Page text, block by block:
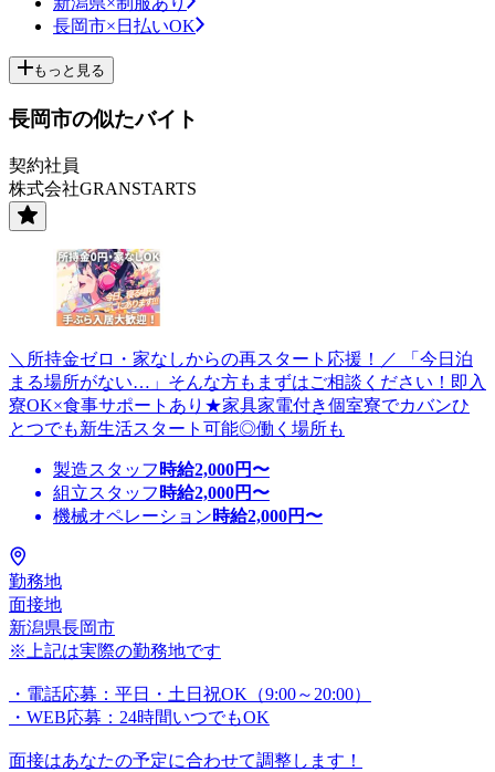
長岡市×日払いOK
もっと見る
長岡市の似たバイト
契約社員
株式会社GRANSTARTS
＼所持金ゼロ・家なしからの再スタート応援！／ 「今日泊
まる場所がない…」そんな方もまずはご相談ください！即入
寮OK×食事サポートあり★家具家電付き個室寮でカバンひ
とつでも新生活スタート可能◎働く場所も
製造スタッフ 時給2,000円〜
組立スタッフ 時給2,000円〜
機械オペレーション時給2,000円〜
勤務地
面接地
新潟県長岡市
※上記は実際の勤務地です
・電話応募：平日・土日祝OK（9:00～20:00）
・WEB応募：24時間いつでもOK
面接はあなたの予定に合わせて調整します！